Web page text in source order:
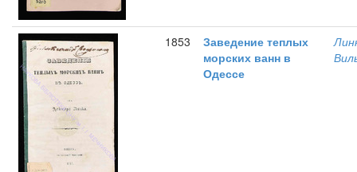
1853
Заведение теплых
морских ванн в
Одессе